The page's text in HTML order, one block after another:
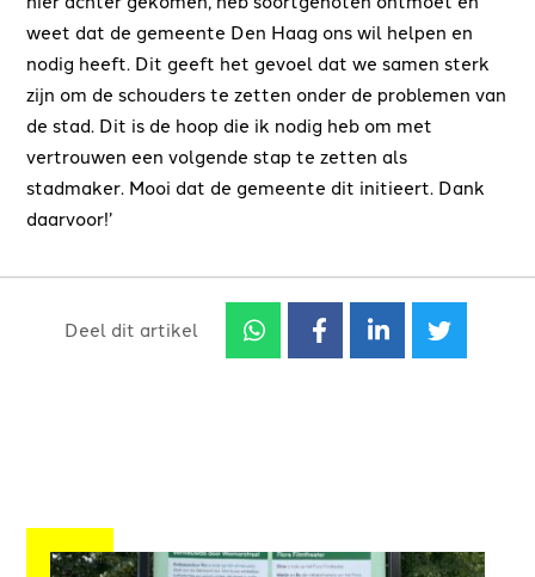
weet dat de gemeente Den Haag ons wil helpen en
nodig heeft. Dit geeft het gevoel dat we samen sterk
zijn om de schouders te zetten onder de problemen van
de stad. Dit is de hoop die ik nodig heb om met
vertrouwen een volgende stap te zetten als
stadmaker. Mooi dat de gemeente dit initieert. Dank
daarvoor!’
Deel dit artikel